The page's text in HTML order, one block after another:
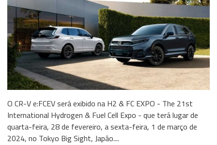
O CR-V e:FCEV será exibido na H2 & FC EXPO - The 21st
International Hydrogen & Fuel Cell Expo - que terá lugar de
quarta-feira, 28 de fevereiro, a sexta-feira, 1 de março de
2024, no Tokyo Big Sight, Japão....